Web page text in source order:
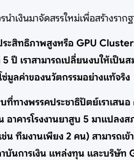
เงินมาจัดสรรใหม่เพื่อสร้างรา
สิทธิภาพสูงหรือ GPU
5 ปี เราสามารถเปลี่ยนงบให้
ซ่มูลค่าของนวัตกรรมอย่างแท้จริง
งพรรคประชาธิปัตย์เราเสนอ
าคารโรงงานยาสูบ 5 มาแปล
ทีมงานเพียง 2 คน) สามารถเ
บันการเงิน แหล่งทุน และบริษัท